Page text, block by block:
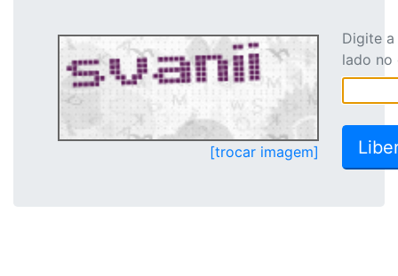
[trocar imagem]
Digite
lado no